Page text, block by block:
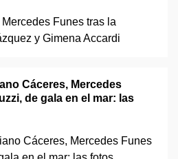
Cáceres, Mercedes
de gala en el mar: las